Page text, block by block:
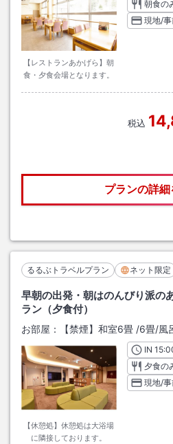
【レストランあかげら】朝
食・夕食会場となります。
朝食の
現地/
税込
プランの詳細
るるぶトラベルプラン ネット限定
早朝の出発・朝はのんびり派の
ラン（夕食付）
お部屋： 【禁煙】和室6畳 /6畳/風
【休憩処】休憩処は大浴場
に隣接しております。
INチ
夕食の
現地/